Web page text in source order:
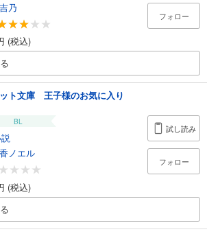
乃
(税込)
フォロー
ト文庫 王子様のお気に入り
BL
ノエル
(税込)
試し読み
フォロー